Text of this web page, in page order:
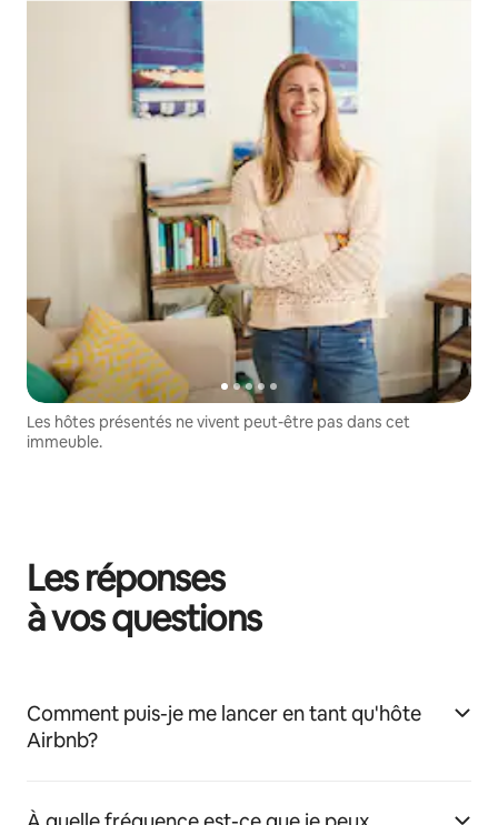
Les hôtes présentés ne vivent peut-être pas dans cet
immeuble.
Les réponses
à vos questions
Comment puis-je me lancer en tant qu'hôte
Airbnb?